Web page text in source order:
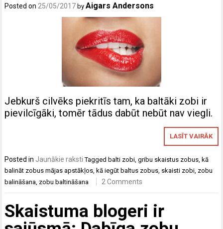
Posted on 25/05/2017 byAigars Andersons
Jebkurš cilvēks piekritīs tam, ka baltāki zobi ir
pievilcīgāki, tomēr tādus dabūt nebūt nav viegli.
LASĪT VAIRĀK
Posted in Jaunākie raksti Taggedbalti zobi ,gribu skaistus zobus ,kā
balināt zobus mājas apstākļos ,kā iegūt baltus zobus skaisti zobi zobu
balināšana zobu baltināšana 2 Comments
Skaistuma blogeri ir